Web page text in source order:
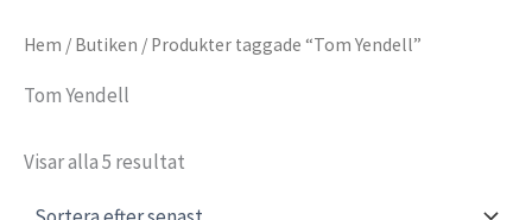
Hem / Butiken / Produkter taggade “Tom Yendell”
Tom Yendell
Visar alla 5 resultat